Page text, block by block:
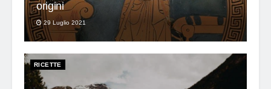
origini
29 Luglio 2021
RICETTE